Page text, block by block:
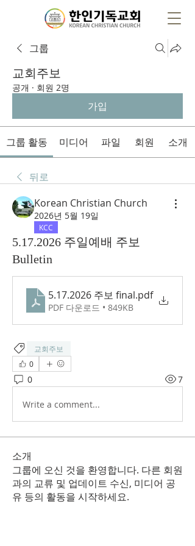
그룹
교회주보
공개 · 회원 2명
가입
그룹 활동 미디어 파일 회원 소개
뒤로
Korean Christian Church
2026년 5월 19일
KCC
5.17.2026 주일예배 주보
Bulletin
5.17.2026 주보 final.pdf
PDF 다운로드 • 849KB
교회주보
0
0 7
Write a comment...
소개
그룹에 오신 것을 환영합니다. 다른 회원
과의 교류 및 업데이트 수신, 미디어 공
유 등의 활동을 시작하세요.